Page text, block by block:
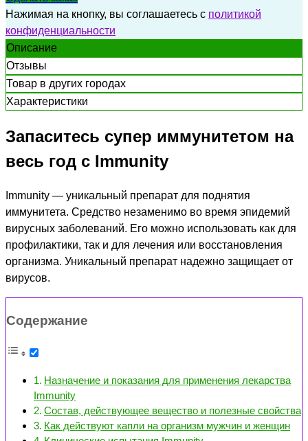
Нажимая на кнопку, вы соглашаетесь с политикой
конфиденциальности
Описание
Отзывы
Товар в других городах
Характеристики
Запаситесь супер иммунитетом на
весь год с Immunity
Immunity — уникальный препарат для поднятия
иммунитета. Средство незаменимо во время эпидемий
вирусных заболеваний. Его можно использовать как для
профилактики, так и для лечения или восстановления
организма. Уникальный препарат надежно защищает от
вирусов.
Содержание
Назначение и показания для применения лекарства
Immunity
Состав, действующее вещество и полезные свойства
Как действуют капли на организм мужчин и женщин